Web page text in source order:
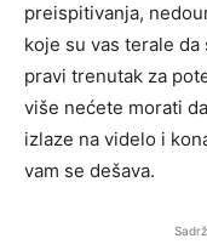
preispitivanja,
koje su vas terale
pravi trenutak za
više nećete morati
izlaze na videlo i
vam se dešava.